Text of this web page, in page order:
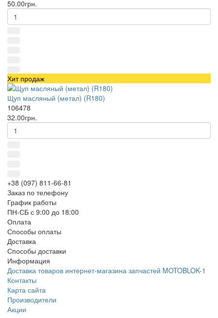
50.00грн.
Хит продаж
Щуп масляный (метал) (R180)
106478
32.00грн.
+38 (097) 811-66-81
Заказ по телефону
График работы
ПН-СБ с 9:00 до 18:00
Оплата
Способы оплаты
Доставка
Способы доставки
Информация
Доставка товаров интернет-магазина запчастей MOTOBLOK-1
Контакты
Карта сайта
Производители
Акции